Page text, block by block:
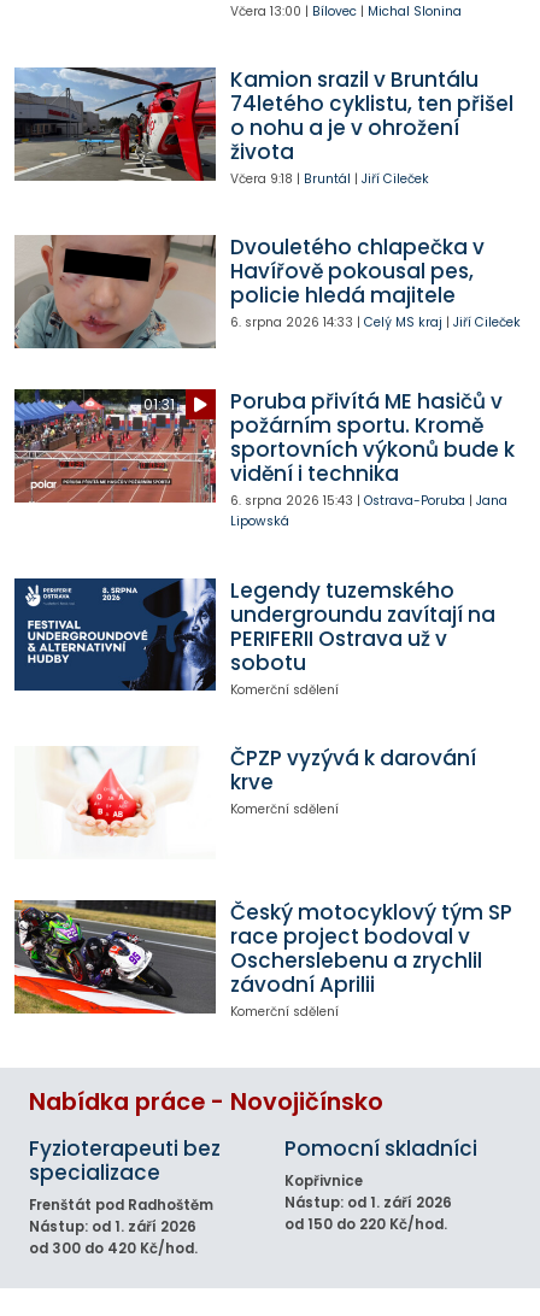
Včera 13:00 | Bílovec| Michal Slonina
Kamion srazil v Bruntálu
74letého cyklistu, ten přišel
o nohu a je v ohrožení
života
Včera 9:18 | Bruntál | Jiří Cileček
Dvouletého chlapečka v
Havířově pokousal pes,
policie hledá majitele
6. srpna 2026 14:33 | Celý MS kraj | Jiří Cileček
01:31
Poruba přivítá ME hasičů v
požárním sportu. Kromě
sportovních výkonů bude k
vidění i technika
6. srpna 2026 15:43 | Ostrava-Poruba | Jana
Lipowská
Legendy tuzemského
undergroundu zavítají na
PERIFERII Ostrava už v
sobotu
Komerční sdělení
ČPZP vyzývá k darování
krve
Komerční sdělení
Český motocyklový tým SP
race project bodoval v
Oscherslebenu a zrychlil
závodní Aprilii
Komerční sdělení
Nabídka práce - Novojičínsko
Fyzioterapeuti bez
specializace
Frenštát pod Radhoštěm
Nástup: od 1. září 2026
od 300 do 420 Kč/hod.
Pomocní skladníci
Kopřivnice
Nástup: od 1. září 2026
od 150 do 220 Kč/hod.